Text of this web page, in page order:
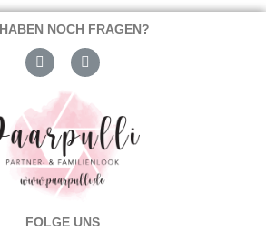
NOCH FRAGEN?
FOLGE UNS